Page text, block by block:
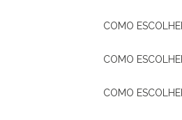
COMO
COMO
COMO